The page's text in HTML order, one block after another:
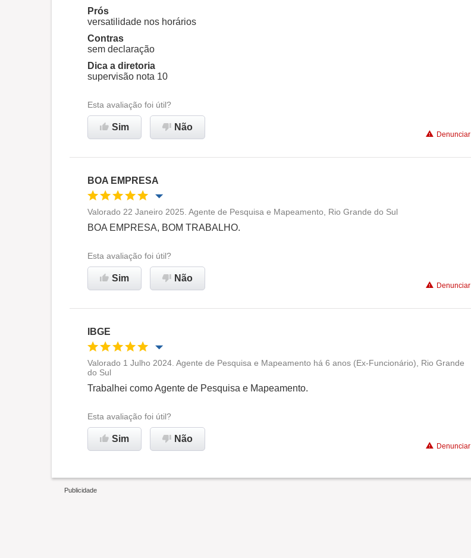
Ambiente de trabalho
Recomenda esta empresa
Prós
versatilidade nos horários
Contras
sem declaração
Dica a diretoria
supervisão nota 10
Esta avaliação foi útil?
Sim Não
Denunciar
BOA EMPRESA
Oportunidade de promoção
Ambiente de trabalho
Recomenda esta empresa
Valorado 22 Janeiro 2025. Agente de Pesquisa e Mapeamento, Rio Grande do Sul
BOA EMPRESA, BOM TRABALHO.
Esta avaliação foi útil?
Sim Não
Denunciar
IBGE
Oportunidade de promoção
Recomenda esta empresa
Valorado 1 Julho 2024. Agente de Pesquisa e Mapeamento há 6 anos (Ex-Funcionário), Rio Grande
do Sul
Trabalhei como Agente de Pesquisa e Mapeamento.
Esta avaliação foi útil?
Sim Não
Denunciar